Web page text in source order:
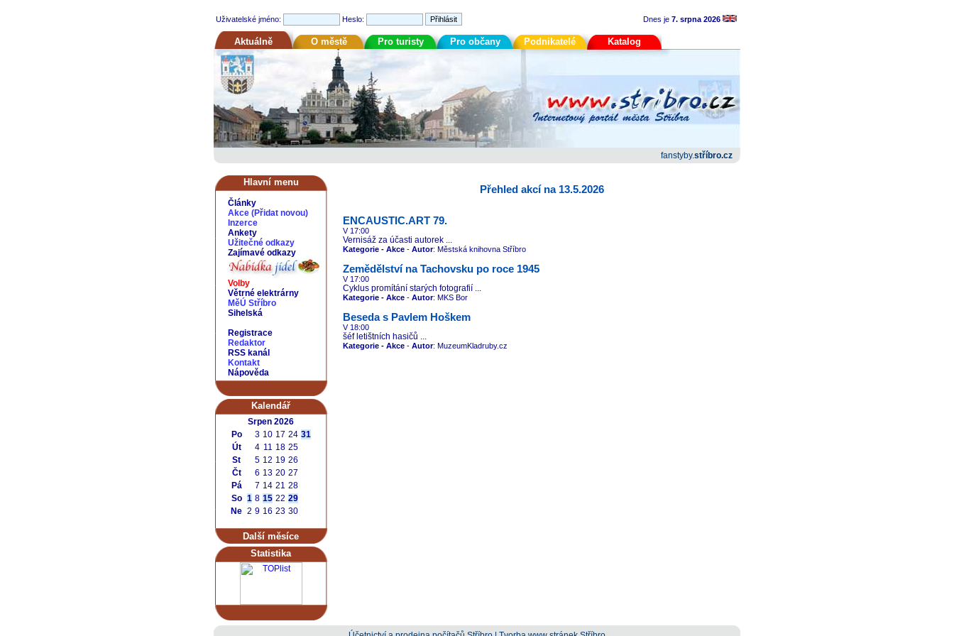
Uživatelské jméno: Heslo: Dnes je 7. srpna 2026
Aktuálně O městě Pro turisty Pro občany Podnikatelé Katalog
fanstyby.stříbro.cz
Hlavní menu
Články
Akce (Přidat novou)
Inzerce
Ankety
Užitečné odkazy
Zajímavé odkazy
Volby
Větrné elektrárny
MěÚ Stříbro
Sihelská
Registrace
Redaktor
RSS kanál
Kontakt
Nápověda
Kalendář
Srpen 2026
Po
3 10 17 24 31
Út
4 11 18 25
St
5 12 19 26
Čt
6 13 20 27
Pá
7 14 21 28
So 1 8 15 22 29
Ne 2 9 16 23 30
Další měsíce
Statistika
Přehled akcí na 13.5.2026
ENCAUSTIC.ART 79.
V 17:00
Vernisáž za účasti autorek ...
Kategorie - Akce - Autor: Městská knihovna Stříbro
Zemědělství na Tachovsku po roce 1945
V 17:00
Cyklus promítání starých fotografií ...
Kategorie - Akce - Autor: MKS Bor
Beseda s Pavlem Hoškem
V 18:00
šéf letištních hasičů ...
Kategorie - Akce - Autor: MuzeumKladruby.cz